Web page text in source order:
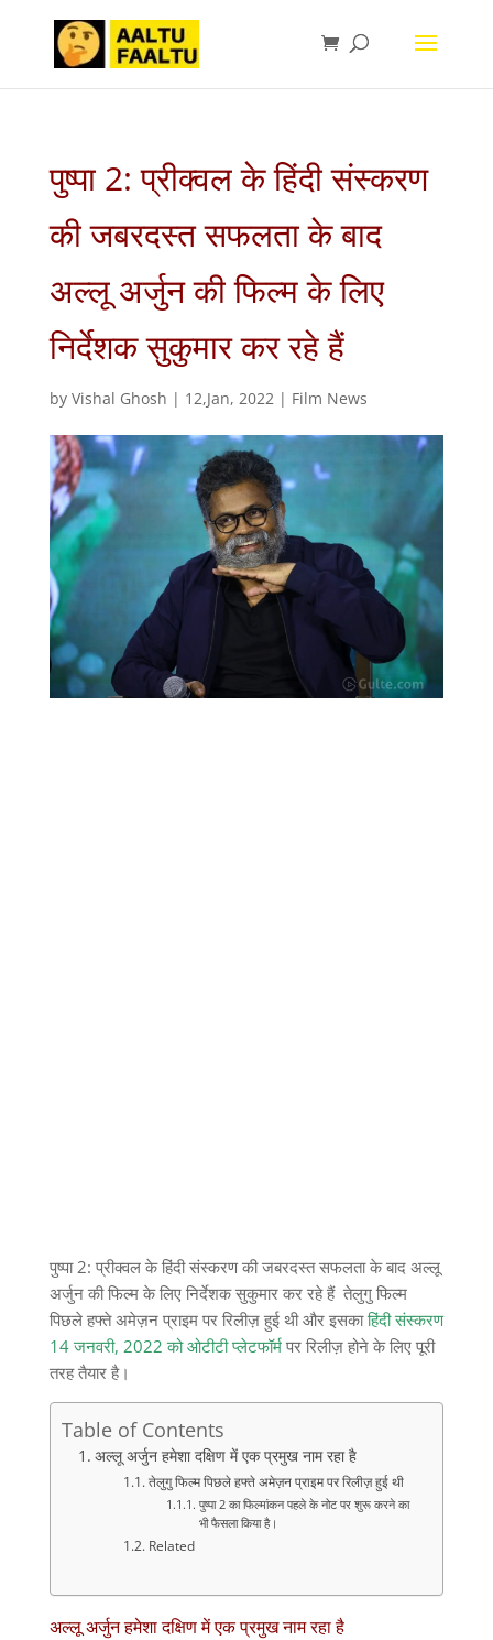
पुष्पा 2: प्रीक्वल के हिंदी संस्करण
की जबरदस्त सफलता के बाद
अल्लू अर्जुन की फिल्म के लिए
निर्देशक सुकुमार कर रहे हैं
by Vishal Ghosh | 12,Jan, 2022| Film News
पुष्पा 2: प्रीक्वल के हिंदी संस्करण की जबरदस्त सफलता के बाद अल्लू
अर्जुन की फिल्म के लिए निर्देशक सुकुमार कर रहे हैं तेलुगु फिल्म
पिछले हफ्ते अमेज़न प्राइम पर रिलीज़ हुई थी और इसकाहिंदी संस्करण
14 जनवरी, 2022 को ओटीटी प्लेटफॉर्मपर रिलीज़ होने के लिए पूरी
तरह तैयार है।
Table of Contents
अल्लू अर्जुन हमेशा दक्षिण में एक प्रमुख नाम रहा है
तेलुगु फिल्म पिछले हफ्ते अमेज़न प्राइम पर रिलीज़ हुई थी
पुष्पा 2 का फिल्मांकन पहले के नोट पर शुरू करने का
भी फैसला किया है।
Related
अल्लू अर्जुन हमेशा दक्षिण में एक प्रमुख नाम रहा है